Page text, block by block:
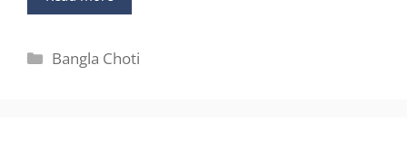
Categories
Bangla Choti